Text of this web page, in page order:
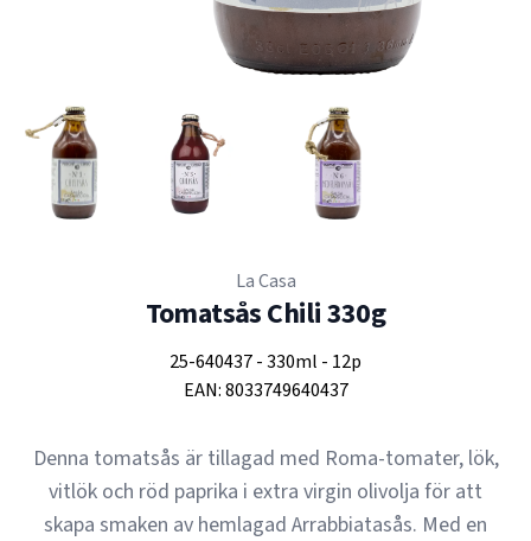
La Casa
Tomatsås Chili 330g
25-640437-330ml - 12p
EAN:8033749640437
Denna tomatsås är tillagad med Roma-tomater, lök,
vitlök och röd paprika i extra virgin olivolja för att
skapa smaken av hemlagad Arrabbiatasås. Med en